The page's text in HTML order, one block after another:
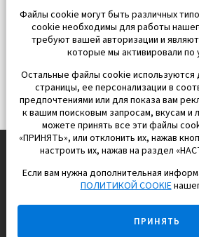
EUROPISOL 2002 S.L.
Строим и продаем дома
для счастливой жизни в Испании
Файлы cookie могут быть различных
cookie необходимы для работы
требуют вашей авторизации и
которые мы активировали по
Остальные файлы cookie используются
страницы, ее персонализации в
предпочтениями или для показа вам
к вашим поисковым запросам, вкусам и
можете принять все эти файлы
«ПРИНЯТЬ», или отклонить их, нажав
настроить их, нажав на раздел
Если вам нужна дополнительная
ПОЛИТИКОЙ COOKIE
ПРИНЯТЬ